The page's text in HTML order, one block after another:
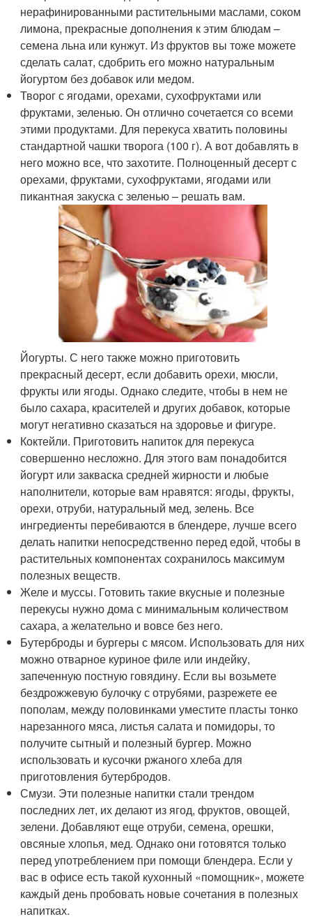
нерафинированными растительными маслами, соком
лимона, прекрасные дополнения к этим блюдам –
семена льна или кунжут. Из фруктов вы тоже можете
сделать салат, сдобрить его можно натуральным
йогуртом без добавок или медом.
Творог с ягодами, орехами, сухофруктами или
фруктами, зеленью. Он отлично сочетается со всеми
этими продуктами. Для перекуса хватить половины
стандартной чашки творога (100 г). А вот добавлять в
него можно все, что захотите. Полноценный десерт с
орехами, фруктами, сухофруктами, ягодами или
пикантная закуска с зеленью – решать вам.
Йогурты. С него также можно приготовить
прекрасный десерт, если добавить орехи, мюсли,
фрукты или ягоды. Однако следите, чтобы в нем не
было сахара, красителей и других добавок, которые
могут негативно сказаться на здоровье и фигуре.
Коктейли. Приготовить напиток для перекуса
совершенно несложно. Для этого вам понадобится
йогурт или закваска средней жирности и любые
наполнители, которые вам нравятся: ягоды, фрукты,
орехи, отруби, натуральный мед, зелень. Все
ингредиенты перебиваются в блендере, лучше всего
делать напитки непосредственно перед едой, чтобы в
растительных компонентах сохранилось максимум
полезных веществ.
Желе и муссы. Готовить такие вкусные и полезные
перекусы нужно дома с минимальным количеством
сахара, а желательно и вовсе без него.
Бутерброды и бургеры с мясом. Использовать для них
можно отварное куриное филе или индейку,
запеченную постную говядину. Если вы возьмете
бездрожжевую булочку с отрубями, разрежете ее
пополам, между половинками уместите пласты тонко
нарезанного мяса, листья салата и помидоры, то
получите сытный и полезный бургер. Можно
использовать и кусочки ржаного хлеба для
приготовления бутербродов.
Смузи. Эти полезные напитки стали трендом
последних лет, их делают из ягод, фруктов, овощей,
зелени. Добавляют еще отруби, семена, орешки,
овсяные хлопья, мед. Однако они готовятся только
перед употреблением при помощи блендера. Если у
вас в офисе есть такой кухонный «помощник», можете
каждый день пробовать новые сочетания в полезных
напитках.